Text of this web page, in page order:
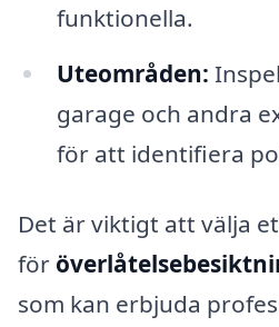
funktionella.
Uteområden:
garage och andra
för att identifiera
Det är viktigt att välja
för
som kan erbjuda